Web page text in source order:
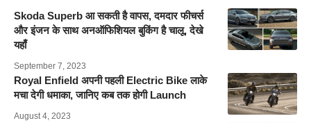
Skoda Superb आ सकती है वापस, दमदार फीचर्स
और इंजन के साथ अनऑफिशियल बुकिंग है चालू, देखे
यहाँ
September 7, 2023
Royal Enfield अपनी पहली Electric Bike लाके
मचा देगी धमाका, जानिए कब तक होगी Launch
August 4, 2023